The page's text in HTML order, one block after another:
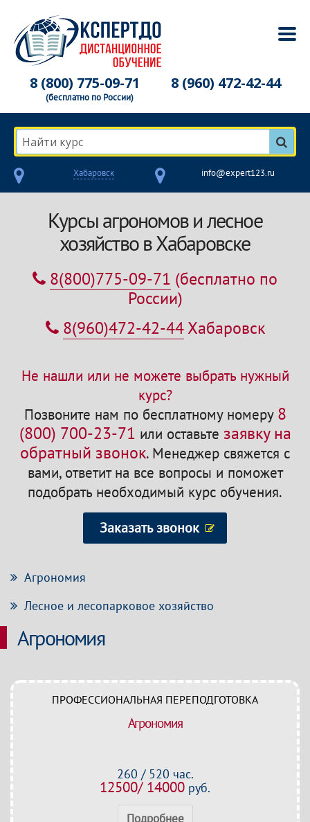
8 (800) 775-09-71
(бесплатно по России)
8 (960) 472-42-44
Найти курс
Хабаровск info@expert123.ru
Курсы агрономов и лесное
хозяйство в Хабаровске
8(800)775-09-71 (бесплатно по
России)
8(960)472-42-44Хабаровск
Не нашли или не можете выбрать нужный
курс?
Позвоните нам по бесплатному номеру 8
(800) 700-23-71 или оставьте заявку на
обратный звонок.Менеджер свяжется с
вами, ответит на все вопросы и поможет
подобрать необходимый курс обучения.
Заказать звонок
Агрономия
Лесное и лесопарковое хозяйство
Агрономия
ПРОФЕССИОНАЛЬНАЯ ПЕРЕПОДГОТОВКА
Агрономия
260 / 520 час.
12500/ 14000 руб.
Подробнее